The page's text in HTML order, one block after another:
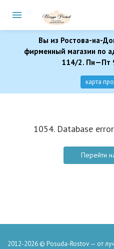
Вы из Ростова-на-
фирменный магазин по
114/2. Пн—Пт
карта
1054. Database
Перейти
2012-2026 © Posuda-Rostov — от